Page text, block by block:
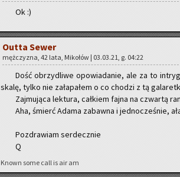
Ok :)
Outta Sewer
męż­czy­zna, 42 lata, Mi­ko­łów | 03.03.21, g. 04:22
Dość obrzy­dli­we opo­wia­da­nie, ale za to
skalę, tylko nie za­ła­pa­łem o co cho­dzi z tą
Zaj­mu­ją­ca lek­tu­ra, cał­kiem fajna na czwar­tą
Aha, śmierć Adama za­baw­na i jed­no­cze­śnie,
Po­zdra­wiam ser­decz­nie
Q
Known some call is air am